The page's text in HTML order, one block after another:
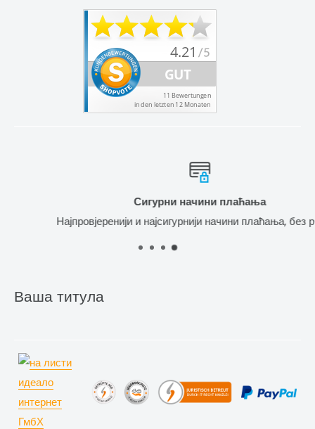
Сигурни начини плаћања
Најпровјеренији и најсигурнији начини плаћања, без ризика.
Ваша титула